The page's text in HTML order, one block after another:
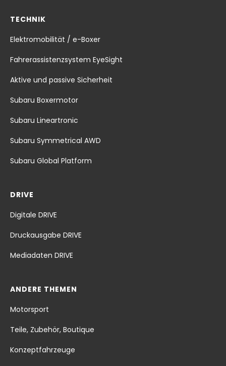
TECHNIK
Elektromobilität / e-Boxer
Fahrerassistenzsystem EyeSight
Aktive und passive Sicherheit
Subaru Boxermotor
Subaru Lineartronic
Subaru Symmetrical AWD
Subaru Global Platform
DRIVE
Digitale DRIVE
Druckausgabe DRIVE
Mediadaten DRIVE
ANDERE THEMEN
Motorsport
Teile, Zubehör, Boutique
Konzeptfahrzeuge